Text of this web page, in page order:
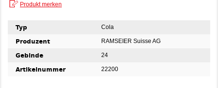
Typ Cola
Produzent RAMSEIER Suisse AG
Gebinde 24
Artikelnummer 22200